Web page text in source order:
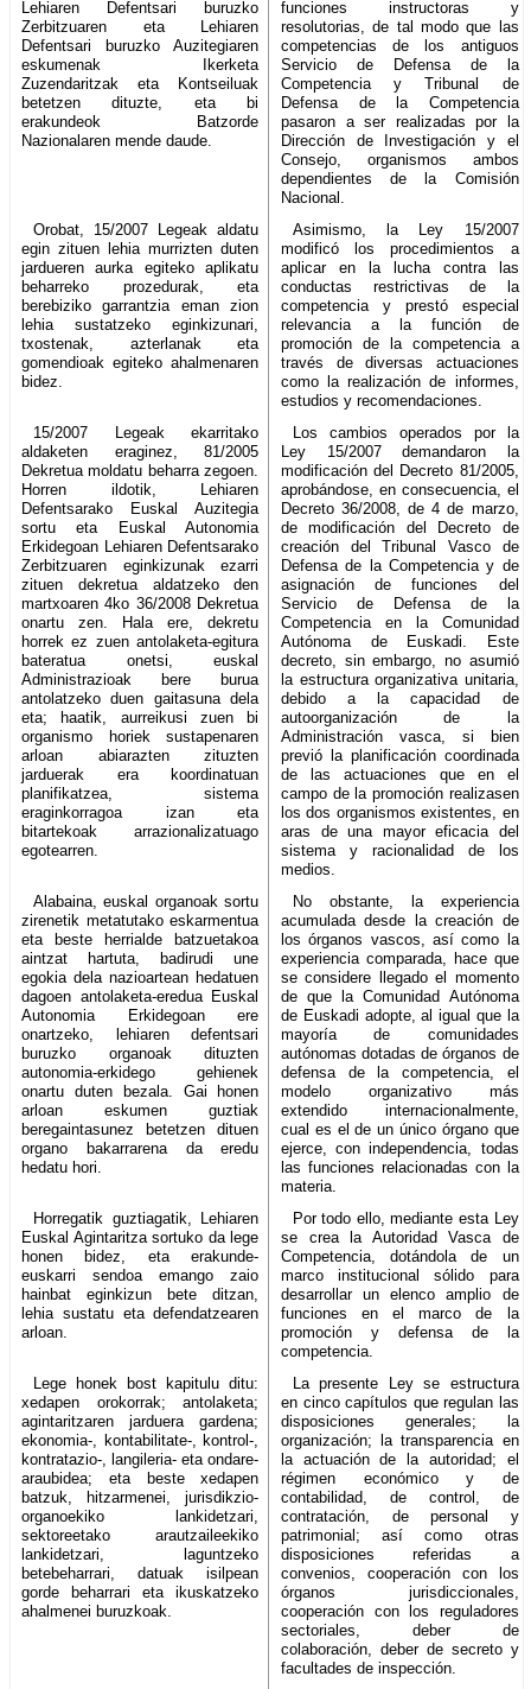
Lehiaren Defentsari buruzko
Zerbitzuaren eta Lehiaren
Defentsari buruzko Auzitegiaren
eskumenak Ikerketa
Zuzendaritzak eta Kontseiluak
betetzen dituzte, eta bi
erakundeok Batzorde
Nazionalaren mende daude.
funciones instructoras y
resolutorias, de tal modo que las
competencias de los antiguos
Servicio de Defensa de la
Competencia y Tribunal de
Defensa de la Competencia
pasaron a ser realizadas por la
Dirección de Investigación y el
Consejo, organismos ambos
dependientes de la Comisión
Nacional.
Orobat, 15/2007 Legeak aldatu
egin zituen lehia murrizten duten
jardueren aurka egiteko aplikatu
beharreko prozedurak, eta
berebiziko garrantzia eman zion
lehia sustatzeko eginkizunari,
txostenak, azterlanak eta
gomendioak egiteko ahalmenaren
bidez.
Asimismo, la Ley 15/2007
modificó los procedimientos a
aplicar en la lucha contra las
conductas restrictivas de la
competencia y prestó especial
relevancia a la función de
promoción de la competencia a
través de diversas actuaciones
como la realización de informes,
estudios y recomendaciones.
15/2007 Legeak ekarritako
aldaketen eraginez, 81/2005
Dekretua moldatu beharra zegoen.
Horren ildotik, Lehiaren
Defentsarako Euskal Auzitegia
sortu eta Euskal Autonomia
Erkidegoan Lehiaren Defentsarako
Zerbitzuaren eginkizunak ezarri
zituen dekretua aldatzeko den
martxoaren 4ko 36/2008 Dekretua
onartu zen. Hala ere, dekretu
horrek ez zuen antolaketa-egitura
bateratua onetsi, euskal
Administrazioak bere burua
antolatzeko duen gaitasuna dela
eta; haatik, aurreikusi zuen bi
organismo horiek sustapenaren
arloan abiarazten zituzten
jarduerak era koordinatuan
planifikatzea, sistema
eraginkorragoa izan eta
bitartekoak arrazionalizatuago
egotearren.
Los cambios operados por la
Ley 15/2007 demandaron la
modificación del Decreto 81/2005,
aprobándose, en consecuencia, el
Decreto 36/2008, de 4 de marzo,
de modificación del Decreto de
creación del Tribunal Vasco de
Defensa de la Competencia y de
asignación de funciones del
Servicio de Defensa de la
Competencia en la Comunidad
Autónoma de Euskadi. Este
decreto, sin embargo, no asumió
la estructura organizativa unitaria,
debido a la capacidad de
autoorganización de la
Administración vasca, si bien
previó la planificación coordinada
de las actuaciones que en el
campo de la promoción realizasen
los dos organismos existentes, en
aras de una mayor eficacia del
sistema y racionalidad de los
medios.
Alabaina, euskal organoak sortu
zirenetik metatutako eskarmentua
eta beste herrialde batzuetakoa
aintzat hartuta, badirudi une
egokia dela nazioartean hedatuen
dagoen antolaketa-eredua Euskal
Autonomia Erkidegoan ere
onartzeko, lehiaren defentsari
buruzko organoak dituzten
autonomia-erkidego gehienek
onartu duten bezala. Gai honen
arloan eskumen guztiak
beregaintasunez betetzen dituen
organo bakarrarena da eredu
hedatu hori.
No obstante, la experiencia
acumulada desde la creación de
los órganos vascos, así como la
experiencia comparada, hace que
se considere llegado el momento
de que la Comunidad Autónoma
de Euskadi adopte, al igual que la
mayoría de comunidades
autónomas dotadas de órganos de
defensa de la competencia, el
modelo organizativo más
extendido internacionalmente,
cual es el de un único órgano que
ejerce, con independencia, todas
las funciones relacionadas con la
materia.
Horregatik guztiagatik, Lehiaren
Euskal Agintaritza sortuko da lege
honen bidez, eta erakunde-
euskarri sendoa emango zaio
hainbat eginkizun bete ditzan,
lehia sustatu eta defendatzearen
arloan.
Por todo ello, mediante esta Ley
se crea la Autoridad Vasca de
Competencia, dotándola de un
marco institucional sólido para
desarrollar un elenco amplio de
funciones en el marco de la
promoción y defensa de la
competencia.
Lege honek bost kapitulu ditu:
xedapen orokorrak; antolaketa;
agintaritzaren jarduera gardena;
ekonomia-, kontabilitate-, kontrol-,
kontratazio-, langileria- eta ondare-
araubidea; eta beste xedapen
batzuk, hitzarmenei, jurisdikzio-
organoekiko lankidetzari,
sektoreetako arautzaileekiko
lankidetzari, laguntzeko
betebeharrari, datuak isilpean
gorde beharrari eta ikuskatzeko
ahalmenei buruzkoak.
La presente Ley se estructura
en cinco capítulos que regulan las
disposiciones generales; la
organización; la transparencia en
la actuación de la autoridad; el
régimen económico y de
contabilidad, de control, de
contratación, de personal y
patrimonial; así como otras
disposiciones referidas a
convenios, cooperación con los
órganos jurisdiccionales,
cooperación con los reguladores
sectoriales, deber de
colaboración, deber de secreto y
facultades de inspección.